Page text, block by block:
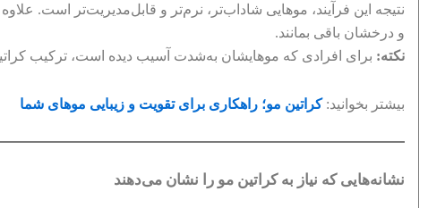
نتیجه این فرآیند، موهایی شاداب‌تر، نرم‌تر و قابل‌مدیریت‌تر است.
و درخشان باقی بمانند.
نکته: برای افرادی که موهایشان به‌شدت آسیب دیده است، ترکیب
بیشتر بخوانید:کراتین مو؛ راهکاری برای تقویت و زیبایی موهای شما
نشانه‌هایی که نیاز به کراتین مو را نشان می‌دهند